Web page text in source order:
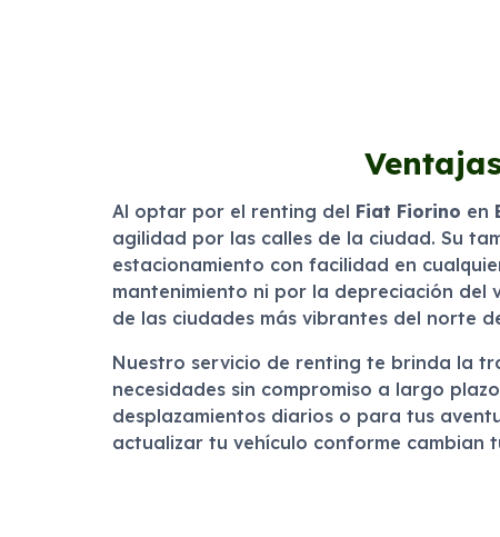
Al optar por el renting del Fiat Fiorino en
agilidad por las calles de la ciudad. Su
estacionamiento con facilidad en
mantenimiento ni por la depreciación
de las ciudades más vibrantes del norte
Nuestro servicio de renting te brinda la
necesidades sin compromiso a largo
desplazamientos diarios o para tus
actualizar tu vehículo conforme cambian